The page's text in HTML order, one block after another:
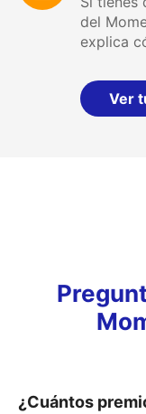
del
explica
Ver
¿Cuántos